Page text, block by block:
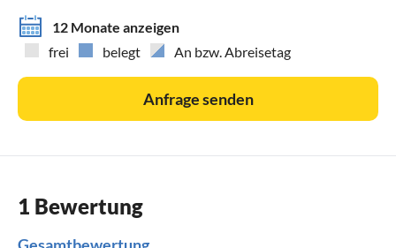
12 Monate anzeigen
frei
belegt An bzw. Abreisetag
Anfrage senden
1 Bewertung